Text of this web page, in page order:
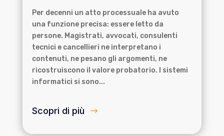
Per decenni un atto processuale ha avuto
una funzione precisa: essere letto da
persone. Magistrati, avvocati, consulenti
tecnici e cancellieri ne interpretano i
contenuti, ne pesano gli argomenti, ne
ricostruiscono il valore probatorio. I sistemi
informatici si sono...
Scopri di più